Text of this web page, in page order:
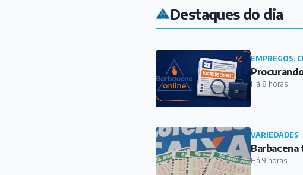
Destaques do dia
EMPREGOS,
Há 8 horas
VARIEDADES
Barbacena
Há 9 horas